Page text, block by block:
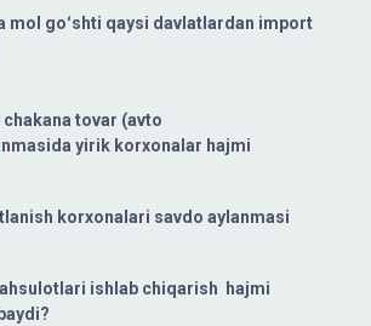
mol goʻshti qaysi davlatlardan import
tovar (avto
yirik korxonalar hajmi
korxonalari savdo aylanmasi
ishlab chiqarish hajmi